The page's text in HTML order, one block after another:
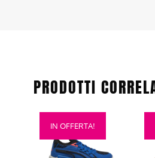
PRODOTTI
IN OFFERTA!
Questo
prodotto